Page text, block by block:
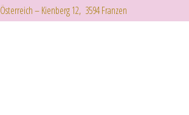
Österreich – Kienberg 12, 3594 Franzen